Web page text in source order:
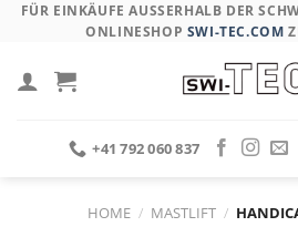
Skip
content
FÜR EINKÄUFE AUSSERHALB DER
NLINESHOP SWI-TEC.COM
+41 792 060 837
HOME / MASTLIFT /